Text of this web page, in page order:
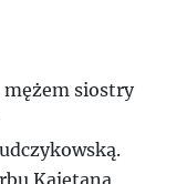
mężem siostry
Kajetana